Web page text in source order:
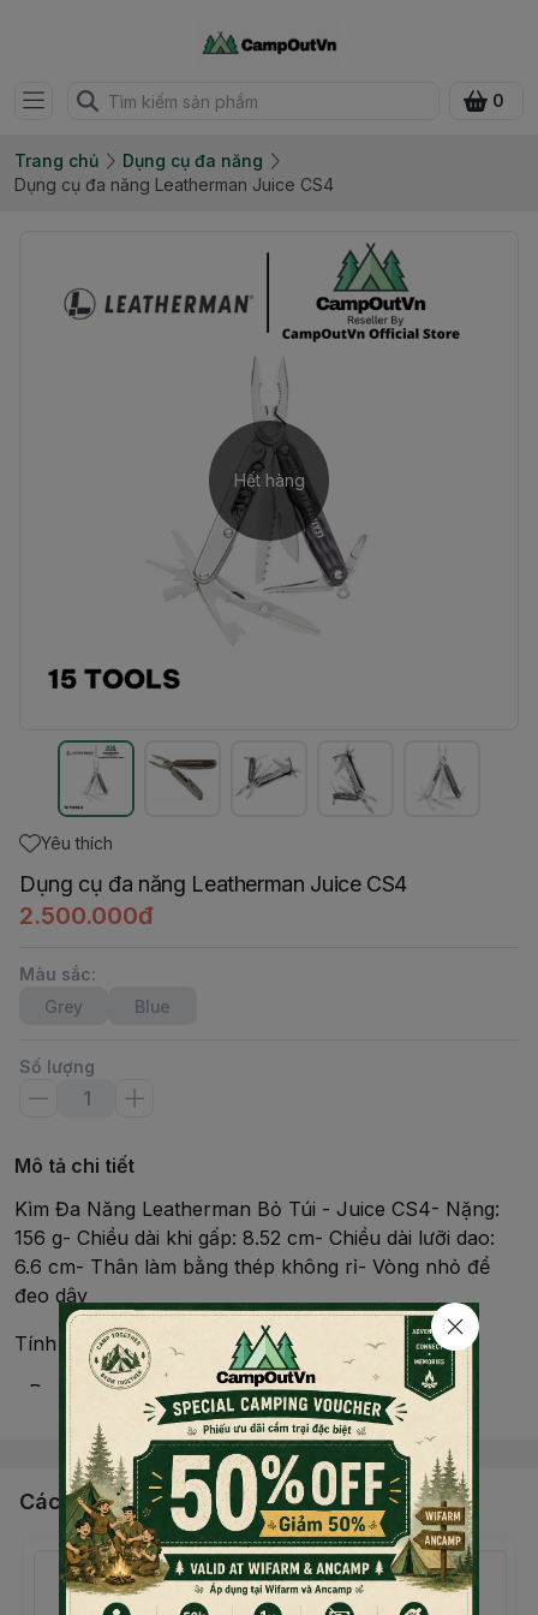
0
Trang chủ
Dụng cụ đa năng
Dụng cụ đa năng Leatherman Juice CS4
Hết hàng
Yêu thích
Dụng cụ đa năng Leatherman Juice CS4
2.500.000đ
Màu sắc:
Grey
Blue
Số lượng
Mô tả chi tiết
Kìm Đa Năng Leatherman Bỏ Túi - Juice CS4- Nặng:
156 g- Chiều dài khi gấp: 8.52 cm- Chiều dài lưỡi dao:
6.6 cm- Thân làm bằng thép không rỉ- Vòng nhỏ để
đeo dây
Tính năng nổi bật
- Dụng cụ đa năng với 15 tính năng độc đáo
- Có khóa an toàn với tất cả các dụng cụ
- Thân làm bằng thép không gỉ
- Thích hợp sử dụng trong nhà hoặc du lịch, dã ngoại...
- 15 tính năng: Mũi kìm, kìm, cắt dây thép, cắt dây thép
Đọc thêm nội dung
Các sản phẩm, dịch vụ khác